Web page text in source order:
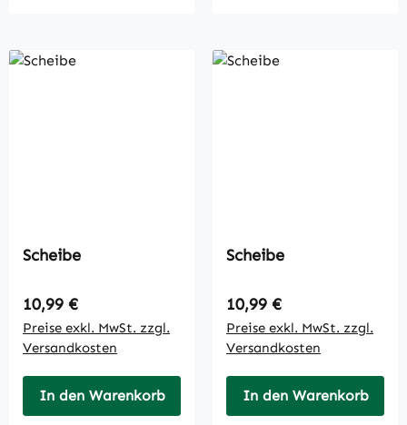
Scheibe
Regulärer Preis:
10,99 €
Preise exkl. MwSt. zzgl.
Versandkosten
In den Warenkorb
Scheibe
Regulärer Preis:
10,99 €
Preise exkl. MwSt. zzgl.
Versandkosten
In den Warenkorb